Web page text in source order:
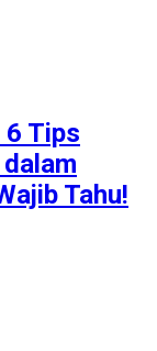
6 Tips
Tahu!